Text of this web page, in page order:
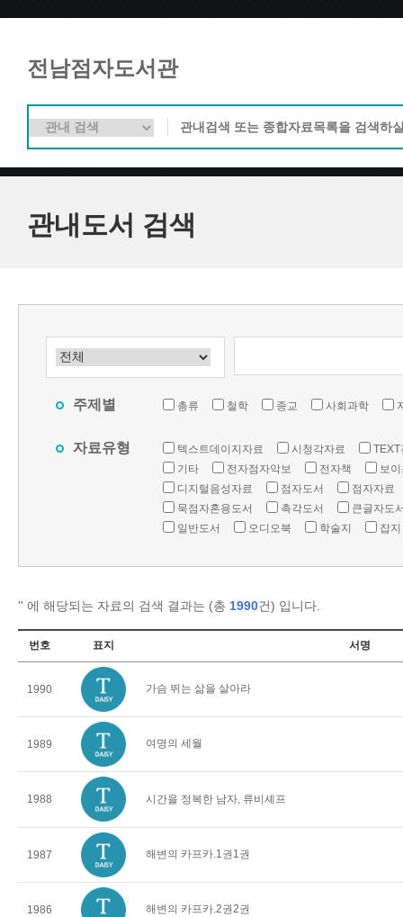
전남점자도서관
관내도서 검색
주제별 총류 철학 종교 사회과학
자료유형 텍스트데이지자료 시청각자료
TEXT
기타
전자점자악보 전자책
보
디지털음성자료
점자도서
점자자료
묵점자혼용도서
촉각도서
큰글자도
일반도서
오디오북 학술지 잡지
'' 에 해당되는 자료의 검색 결과는 (총 1990건) 입니다.
번호 표지 서명
1990 가슴 뛰는 삶을 살아라
1989 여명의 세월
1988 시간을 정복한 남자, 류비셰프
1987 해변의 카프카.1권1권
1986 해변의 카프카.2권2권